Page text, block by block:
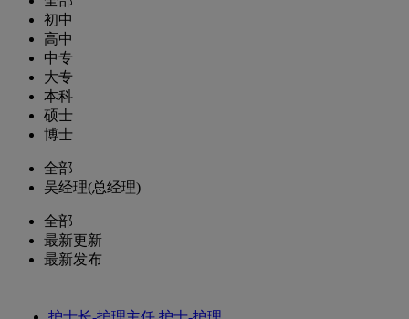
初中
高中
中专
大专
本科
硕士
博士
全部
吴经理(总经理)
全部
最新更新
最新发布